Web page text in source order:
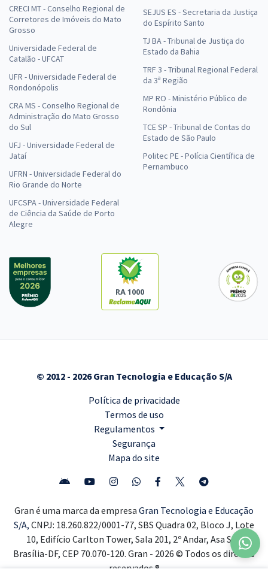
CRECI MT - Conselho Regional de
Corretores de Imóveis do Mato
Grosso
Universidade Federal de
Catalão - UFCAT
UFR - Universidade Federal de
Rondonópolis
CRA MS - Conselho Regional de
Administração do Mato Grosso
do Sul
UFJ - Universidade Federal de
Jataí
UFRN - Universidade Federal do
Rio Grande do Norte
UFCSPA - Universidade Federal
de Ciência da Saúde de Porto
Alegre
SEJUS ES - Secretaria da Justiça
do Espírito Santo
TJ BA - Tribunal de Justiça do
Estado da Bahia
TRF 3 - Tribunal Regional Federal
da 3ª Região
MP RO - Ministério Público de
Rondônia
TCE SP - Tribunal de Contas do
Estado de São Paulo
Politec PE - Polícia Científica de
Pernambuco
RA 1000
© 2012 - 2026 Gran Tecnologia e Educação S/A
Política de privacidade
Termos de uso
Regulamentos
Segurança
Mapa do site
Gran é uma marca da empresa Gran Tecnologia e Educação
S/A, CNPJ: 18.260.822/0001-77, SBS Quadra 02, Bloco J, Lote
10, Edifício Carlton Tower, Sala 201, 2º Andar, Asa Sul,
Brasília-DF, CEP 70.070-120. Gran - 2026 © Todos os direitos